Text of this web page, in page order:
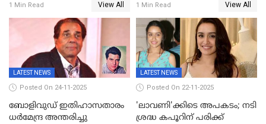
റിലീസ് തീയതി പുറത്ത്
1 Min Read View All
ശാരീരികമായും ഉപദ്രവിച്ചു;
ഭർത്താവിനെതിരെ 50 കോടി
രൂപ നഷ്ടപരിഹാരം
ആവശ്യപ്പെട്ട് മുൻ മിസ് ഇന്ത്യ
1 Min Read View All
LATEST NEWS
Posted On 24-11-2025
ബോളിവുഡ് ഇതിഹാസതാരം
ധർമേന്ദ്ര അന്തരിച്ചു
LATEST NEWS
Posted On 22-11-2025
'ലാവണി'ക്കിടെ അപകടം; നടി
ശ്രദ്ധ കപൂറിന് പരിക്ക്